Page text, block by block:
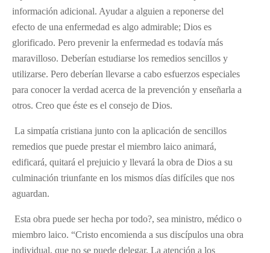
información adicional. Ayudar a alguien a reponerse del
efecto de una enfermedad es algo admirable; Dios es
glorificado. Pero prevenir la enfermedad es todavía más
maravilloso. Deberían estudiarse los remedios sencillos y
utilizarse. Pero deberían llevarse a cabo esfuerzos especiales
para conocer la verdad acerca de la prevención y enseñarla a
otros. Creo que éste es el consejo de Dios.
La simpatía cristiana junto con la aplicación de sencillos
remedios que puede prestar el miembro laico animará,
edificará, quitará el prejuicio y llevará la obra de Dios a su
culminación triunfante en los mismos días difíciles que nos
aguardan.
Esta obra puede ser hecha por todo?, sea ministro, médico o
miembro laico. “Cristo encomienda a sus discípulos una obra
individual, que no se puede delegar. La atención a los